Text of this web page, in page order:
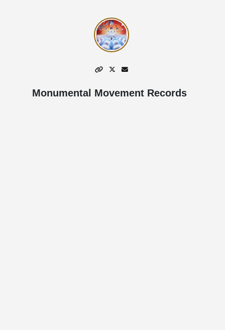
Monumental Movement Records